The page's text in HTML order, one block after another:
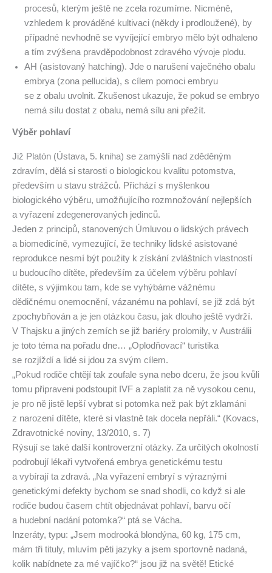
procesů, kterým ještě ne zcela rozumíme. Nicméně,
vzhledem k prováděné kultivaci (někdy i prodloužené), by
případné nevhodně se vyvíjející embryo mělo být odhaleno
a tím zvýšena pravděpodobnost zdravého vývoje plodu.
AH (asistovaný hatching). Jde o narušení vaječného obalu
embrya (zona pellucida), s cílem pomoci embryu
se z obalu uvolnit. Zkušenost ukazuje, že pokud se embryo
nemá sílu dostat z obalu, nemá sílu ani přežít.
Výběr pohlaví
Již Platón (Ústava, 5. kniha) se zamýšlí nad zděděným
zdravím, dělá si starosti o biologickou kvalitu potomstva,
především u stavu strážců. Přichází s myšlenkou
biologického výběru, umožňujícího rozmnožování nejlepších
a vyřazení zdegenerovaných jedinců.
Jeden z principů, stanovených Úmluvou o lidských právech
a biomedicíně, vymezující, že techniky lidské asistované
reprodukce nesmí být použity k získání zvláštních vlastností
u budoucího dítěte, především za účelem výběru pohlaví
dítěte, s výjimkou tam, kde se vyhýbáme vážnému
dědičnému onemocnění, vázanému na pohlaví, se již zdá být
zpochybňován a je jen otázkou času, jak dlouho ještě vydrží.
V Thajsku a jiných zemích se již bariéry prolomily, v Austrálii
je toto téma na pořadu dne… „Oplodňovací“ turistika
se rozjíždí a lidé si jdou za svým cílem.
„Pokud rodiče chtějí tak zoufale syna nebo dceru, že jsou kvůli
tomu připraveni podstoupit IVF a zaplatit za ně vysokou cenu,
je pro ně jistě lepší vybrat si potomka než pak být zklamáni
z narození dítěte, které si vlastně tak docela nepřáli.“ (Kovacs,
Zdravotnické noviny, 13/2010, s. 7)
Rýsují se také další kontroverzní otázky. Za určitých okolností
podrobují lékaři vytvořená embrya genetickému testu
a vybírají ta zdravá. „Na vyřazení embryí s výraznými
genetickými defekty bychom se snad shodli, co když si ale
rodiče budou časem chtít objednávat pohlaví, barvu očí
a hudební nadání potomka?“ ptá se Vácha.
Inzeráty, typu: „Jsem modrooká blondýna, 60 kg, 175 cm,
mám tři tituly, mluvím pěti jazyky a jsem sportovně nadaná,
kolik nabídnete za mé vajíčko?“ jsou již na světě! Etické